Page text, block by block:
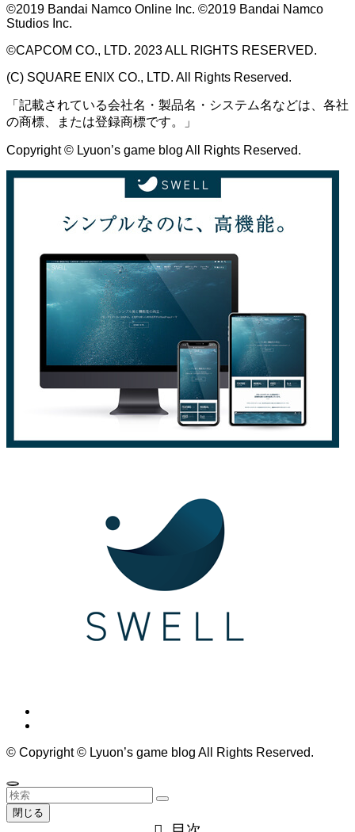
©2019 Bandai Namco Online Inc. ©2019 Bandai Namco
Studios Inc.
©CAPCOM CO., LTD. 2023 ALL RIGHTS RESERVED.
(C) SQUARE ENIX CO., LTD. All Rights Reserved.
「記載されている会社名・製品名・システム名などは、各社
の商標、または登録商標です。」
Copyright © Lyuon’s game blog All Rights Reserved.
© Copyright © Lyuon’s game blog All Rights Reserved.
閉じる